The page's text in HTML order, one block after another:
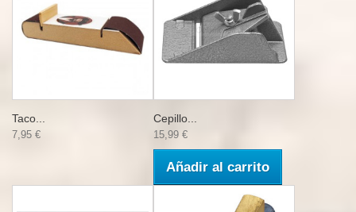
Taco...
7,95 €
Cepillo...
15,99 €
Añadir al carrito